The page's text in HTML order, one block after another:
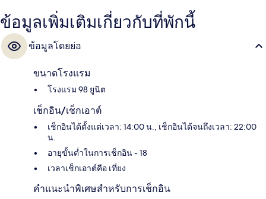
ข้อมูลเพิ่มเติมเกี่ยวกับที่พักนี้
ข้อมูลโดยย่อ
ขนาดโรงแรม
โรงแรม 98 ยูนิต
เช็กอิน/เช็กเอาต์
เช็กอินได้ตั้งแต่เวลา: 14:00 น., เช็กอินได้จนถึงเวลา: 22:00
น.
อายุขั้นต่ำในการเช็กอิน - 18
เวลาเช็กเอาต์คือ เที่ยง
คำแนะนำพิเศษสำหรับการเช็กอิน